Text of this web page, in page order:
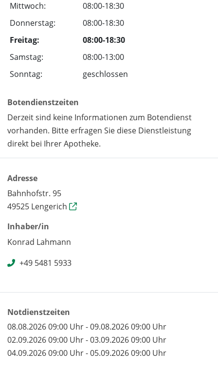
Mittwoch:
08:00-18:30
Donnerstag:
08:00-18:30
Freitag:
08:00-18:30
Samstag:
08:00-13:00
Sonntag:
geschlossen
Botendienstzeiten
Derzeit sind keine Informationen zum Botendienst
vorhanden. Bitte erfragen Sie diese Dienstleistung
direkt bei Ihrer Apotheke.
Adresse
Bahnhofstr. 95
49525 Lengerich
Inhaber/in
Konrad Lahmann
+49 5481 5933
Notdienstzeiten
08.08.2026 09:00 Uhr - 09.08.2026 09:00 Uhr
02.09.2026 09:00 Uhr - 03.09.2026 09:00 Uhr
04.09.2026 09:00 Uhr - 05.09.2026 09:00 Uhr